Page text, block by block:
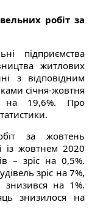
робіт за
підприємства
житлових
з відповідним
січня-жовтня
на 19,6%. Про
за жовтень
із жовтнем 2020
– зріс на 0,5%.
зріс на 7%,
знизився на 1%.
знизилося на